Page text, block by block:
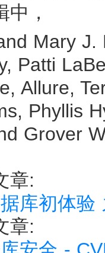
，
Mary J.
Patti
Allure,
Phyllis
Grover
章:
库初体
章: